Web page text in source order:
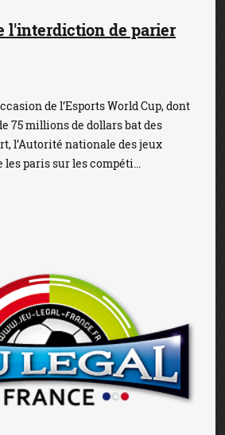
l'interdiction de parier
de l’Esports World Cup, dont
75 millions de dollars bat des
l’Autorité nationale des jeux
les paris sur les compéti...